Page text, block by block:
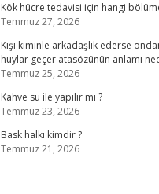
Kök hücre tedavisi için hangi
Temmuz 27, 2026
Kişi kiminle arkadaşlık ederse
huylar geçer atasözünün anlamı
Temmuz 25, 2026
Kahve su ile yapılır mı ?
Temmuz 23, 2026
Bask halkı kimdir ?
Temmuz 21, 2026